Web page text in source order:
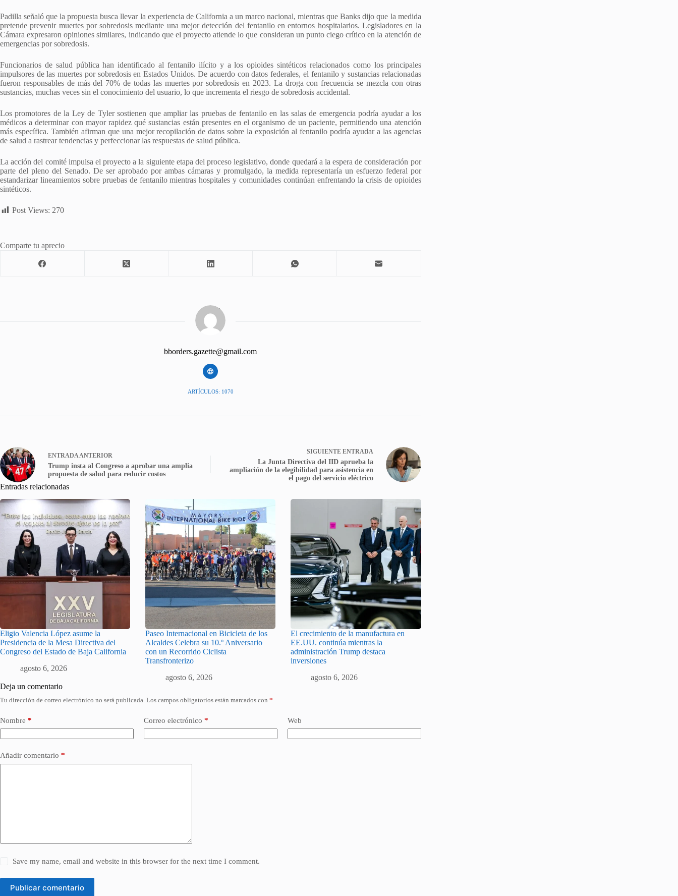
Padilla señaló que la propuesta busca llevar la experiencia de California a un marco nacional, mientras que Banks dijo que la medida
pretende prevenir muertes por sobredosis mediante una mejor detección del fentanilo en entornos hospitalarios. Legisladores en la
Cámara expresaron opiniones similares, indicando que el proyecto atiende lo que consideran un punto ciego crítico en la atención de
emergencias por sobredosis.
Funcionarios de salud pública han identificado al fentanilo ilícito y a los opioides sintéticos relacionados como los principales
impulsores de las muertes por sobredosis en Estados Unidos. De acuerdo con datos federales, el fentanilo y sustancias relacionadas
fueron responsables de más del 70% de todas las muertes por sobredosis en 2023. La droga con frecuencia se mezcla con otras
sustancias, muchas veces sin el conocimiento del usuario, lo que incrementa el riesgo de sobredosis accidental.
Los promotores de la Ley de Tyler sostienen que ampliar las pruebas de fentanilo en las salas de emergencia podría ayudar a los
médicos a determinar con mayor rapidez qué sustancias están presentes en el organismo de un paciente, permitiendo una atención
más específica. También afirman que una mejor recopilación de datos sobre la exposición al fentanilo podría ayudar a las agencias
de salud a rastrear tendencias y perfeccionar las respuestas de salud pública.
La acción del comité impulsa el proyecto a la siguiente etapa del proceso legislativo, donde quedará a la espera de consideración por
parte del pleno del Senado. De ser aprobado por ambas cámaras y promulgado, la medida representaría un esfuerzo federal por
estandarizar lineamientos sobre pruebas de fentanilo mientras hospitales y comunidades continúan enfrentando la crisis de opioides
sintéticos.
Post Views: 270
Comparte tu aprecio
bborders.gazette@gmail.com
ARTÍCULOS: 1070
ENTRADAANTERIOR
Trump insta al Congreso a aprobar una amplia
propuesta de salud para reducir costos
SIGUIENTE ENTRADA
La Junta Directiva del IID aprueba la
ampliación de la elegibilidad para asistencia en
el pago del servicio eléctrico
Entradas relacionadas
Eligio Valencia López asume la
Presidencia de la Mesa Directiva del
Congreso del Estado de Baja California
agosto 6, 2026
Paseo Internacional en Bicicleta de los
Alcaldes Celebra su 10.º Aniversario
con un Recorrido Ciclista
Transfronterizo
agosto 6, 2026
El crecimiento de la manufactura en
EE.UU. continúa mientras la
administración Trump destaca
inversiones
agosto 6, 2026
Deja un comentario
Tu dirección de correo electrónico no será publicada. Los campos obligatorios están marcados con *
Nombre * Correo electrónico * Web
Añadir comentario *
Save my name, email and website in this browser for the next time I comment.
Publicar comentario